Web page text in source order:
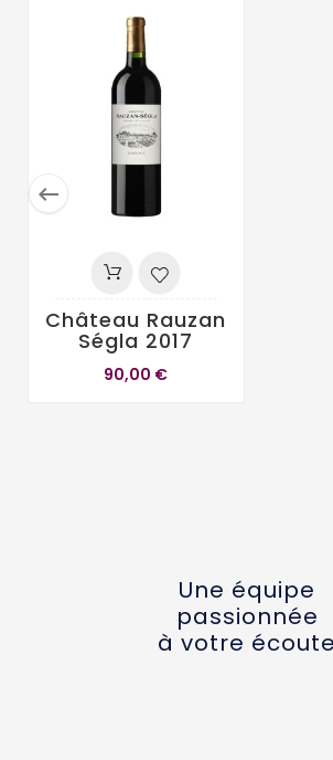

Château Rauzan
Ségla 2017
90,00 €
Une équipe
passionnée
à votre écoute